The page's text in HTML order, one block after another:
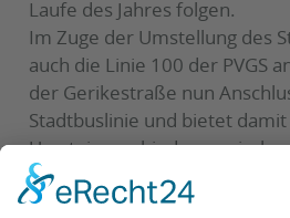
Laufe des Jahres folgen.
Im Zuge der Umstellung des
auch die Linie 100 der PVGS
der Gerikestraße nun
Stadtbuslinie und bietet
Umsteigeverbindung
Haldensleben und der
Magdeburg.